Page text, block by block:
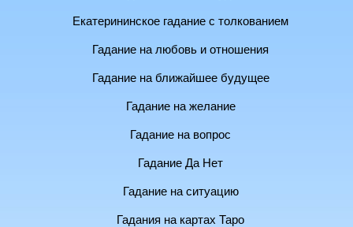
Екатерининское гадание с толкованием
Гадание на любовь и отношения
Гадание на ближайшее будущее
Гадание на желание
Гадание на вопрос
Гадание Да Нет
Гадание на ситуацию
Гадания на картах Таро